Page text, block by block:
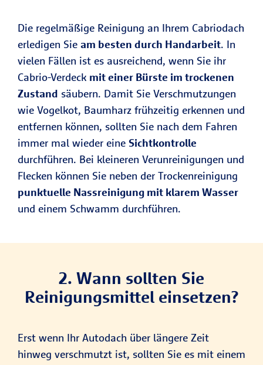
Die regelmäßige Reinigung an Ihrem Cabriodach
erledigen Sie am besten durch Handarbeit. In
vielen Fällen ist es ausreichend, wenn Sie ihr
Cabrio-Verdeck mit einer Bürste im trockenen
Zustand säubern. Damit Sie Verschmutzungen
wie Vogelkot, Baumharz frühzeitig erkennen und
entfernen können, sollten Sie nach dem Fahren
immer mal wieder eine Sichtkontrolle
durchführen. Bei kleineren Verunreinigungen und
Flecken können Sie neben der Trockenreinigung
punktuelle Nassreinigung mit klarem Wasser
und einem Schwamm durchführen.
2. Wann sollten Sie
Reinigungsmittel einsetzen?
Erst wenn Ihr Autodach über längere Zeit
hinweg verschmutzt ist, sollten Sie es mit einem